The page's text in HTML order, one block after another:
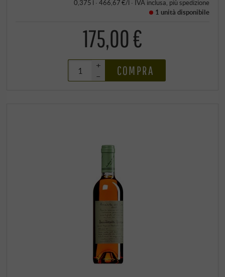
0,375 l · 466,67 €/l · IVA inclusa , più spedizione
1 unità disponibile
175,00 €
+
–
COMPRA